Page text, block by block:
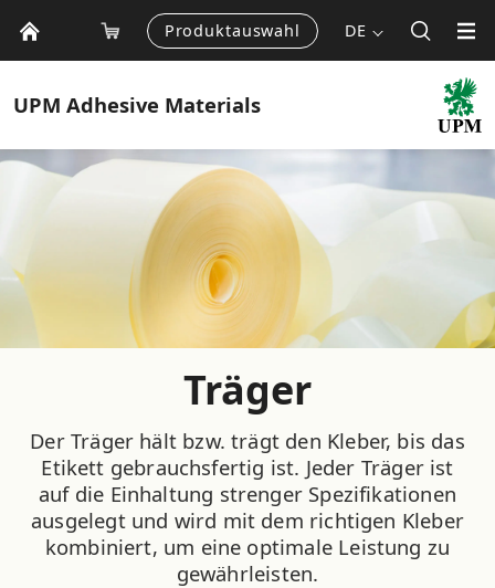
Produktauswahl DE
UPM Adhesive Materials
Träger
Der Träger hält bzw. trägt den Kleber, bis das
Etikett gebrauchsfertig ist. Jeder Träger ist
auf die Einhaltung strenger Spezifikationen
ausgelegt und wird mit dem richtigen Kleber
kombiniert, um eine optimale Leistung zu
gewährleisten.